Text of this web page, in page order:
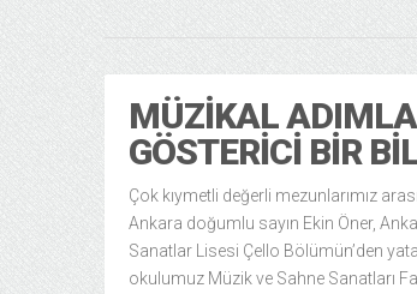
MÜZIKAL
GÖSTERICI BIR
Çok kıymetli değerli mezunlarımız
Ankara doğumlu sayın Ekin Öner,
Sanatlar Lisesi Çello Bölümün’den
okulumuz Müzik ve Sahne Sanatları